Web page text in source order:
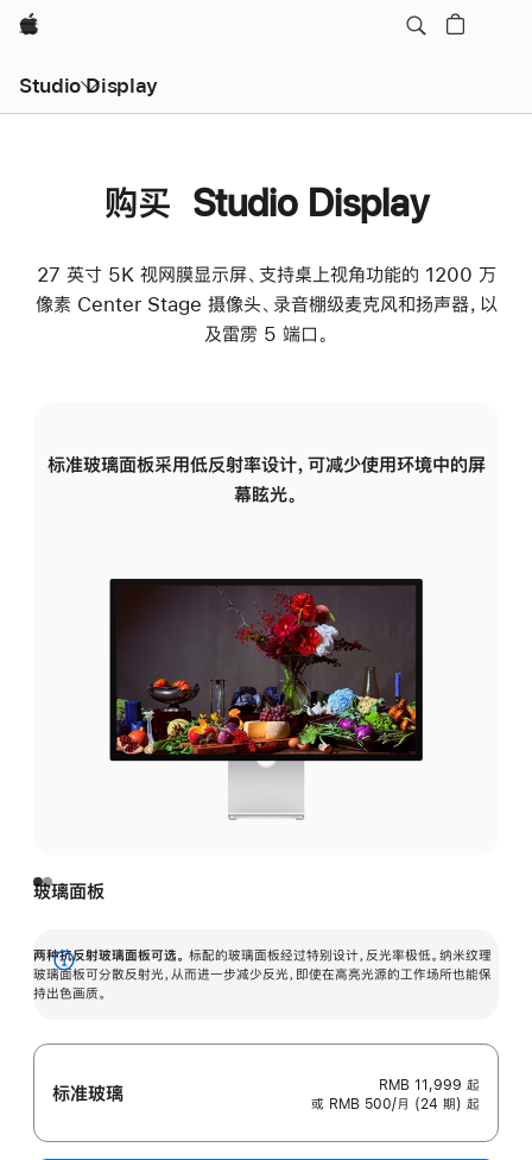
Apple
Studio Display
购买 Studio Display
27 英寸 5K 视网膜显示屏、支持桌上视角功能的 1200 万
像素 Center Stage 摄像头、录音棚级麦克风和扬声器，以
及雷雳 5 端口。
标准玻璃面板采用低反射率设计，可减少使用环境中的屏
幕眩光。
玻璃面板
两种抗反射玻璃面板可选。 标配的玻璃面板经过特别设计，反光率极低。纳米纹理
玻璃面板可分散反射光，从而进一步减少反光，即使在高亮光源的工作场所也能保
持出色画质。
展
开
标准玻璃 RMB 11,999 起
或 RMB 500/月 (24 期) 起